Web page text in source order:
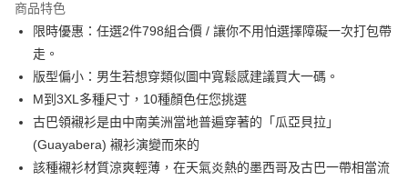
Apple Pay
街口支付
悠遊付
ATM付款
運送方式
商品特色
限時優惠：任選2件798組合價 / 讓你不用怕選擇障礙一次打包帶
走。
版型偏小：男生若想穿類似圖中寬鬆感建議買大一碼。
M到3XL多種尺寸，10種顏色任您挑選
古巴領襯衫是由中南美洲當地普遍穿著的「瓜亞貝拉」
(Guayabera) 襯衫演變而來的
該種襯衫材質涼爽輕薄，在天氣炎熱的墨西哥及古巴一帶相當流